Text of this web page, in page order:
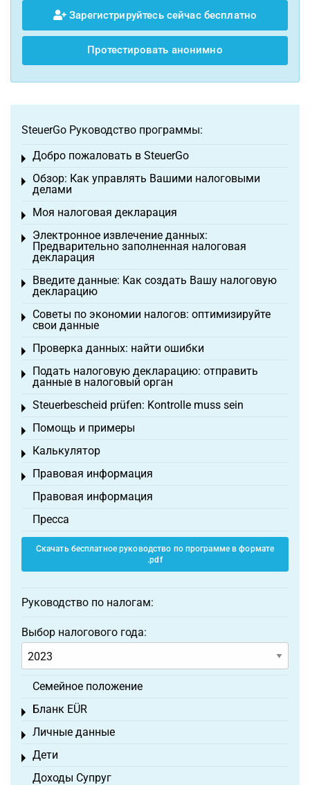
Зарегистрируйтесь сейчас бесплатно
Протестировать анонимно
SteuerGo Руководство программы:
Добро пожаловать в SteuerGo
Toggle menu
Обзор: Как управлять Вашими налоговыми
делами
Toggle menu
Моя налоговая декларация
Toggle menu
Электронное извлечение данных:
Предварительно заполненная налоговая
декларация
Toggle menu
Введите данные: Как создать Вашу налоговую
декларацию
Toggle menu
Советы по экономии налогов: оптимизируйте
свои данные
Toggle menu
Проверка данных: найти ошибки
Toggle menu
Подать налоговую декларацию: отправить
данные в налоговый орган
Toggle menu
Steuerbescheid prüfen: Kontrolle muss sein
Toggle menu
Помощь и примеры
Toggle menu
Калькулятор
Toggle menu
Правовая информация
Toggle menu
Правовая информация
Пресса
Скачать бесплатное руководство по программе в формате
.pdf
Руководство по налогам:
Выбор налогового года:
Семейное положение
Бланк EÜR
Toggle menu
Личные данные
Toggle menu
Дети
Toggle menu
Доходы Супруг